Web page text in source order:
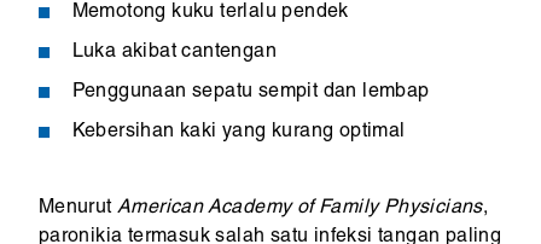
Memotong kuku terlalu pendek
Luka akibat cantengan
Penggunaan sepatu sempit dan lembap
Kebersihan kaki yang kurang optimal
Menurut American Academy of Family Physicians,
paronikia termasuk salah satu infeksi tangan paling